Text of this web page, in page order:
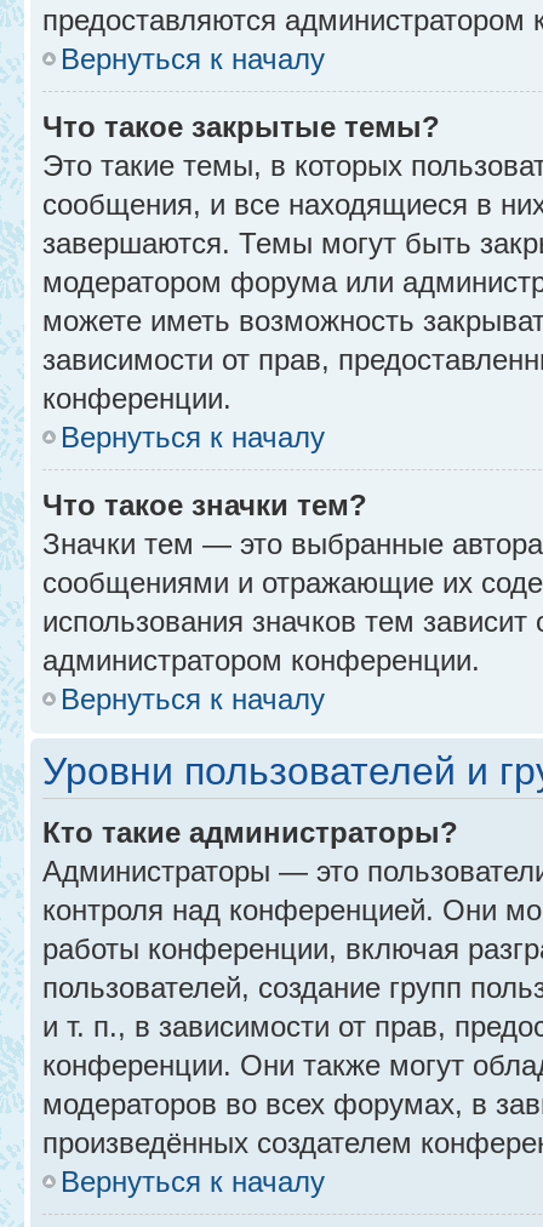
предоставляются администратором
Вернуться к началу
Что такое закрытые темы?
Это такие темы, в которых
сообщения, и все находящиеся в
завершаются. Темы могут быть
модератором форума или
можете иметь возможность
зависимости от прав,
конференции.
Вернуться к началу
Что такое значки тем?
Значки тем — это выбранные
сообщениями и отражающие их
использования значков тем
администратором конференции.
Вернуться к началу
Уровни пользователей и
Кто такие администраторы?
Администраторы — это
контроля над конференцией. Они
работы конференции, включая
пользователей, создание групп
и т. п., в зависимости от прав,
конференции. Они также могут
модераторов во всех форумах, в
произведённых создателем
Вернуться к началу